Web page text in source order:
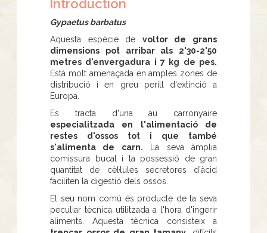
Introduction
Gypaetus barbatus
Aquesta espècie de voltor de grans
dimensions pot arribar als 2'30-2'50
metres d'envergadura i 7 kg de pes.
Està molt amenaçada en amples zones de
distribució i en greu perill d'extinció a
Europa.
Es tracta d'una au carronyaire
especialitzada en l'alimentació de
restes d'ossos tot i que també
s'alimenta de carn. La seva àmplia
comissura bucal i la possessió de gran
quantitat de cèl·lules secretores d'àcid
faciliten la digestió dels ossos.
El seu nom comú és producte de la seva
peculiar tècnica utilitzada a l'hora d'ingerir
aliments. Aquesta tècnica consisteix a